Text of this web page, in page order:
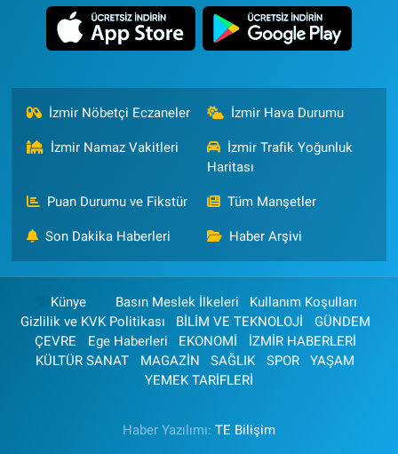
İzmir Nöbetçi Eczaneler İzmir Hava Durumu
İzmir Namaz Vakitleri
İzmir Trafik Yoğunluk
Haritası
Puan Durumu ve Fikstür Tüm Manşetler
Son Dakika Haberleri Haber Arşivi
Künye Basın Meslek İlkeleri
Kullanım Koşulları
Gizlilik ve KVK Politikası
BİLİM VE TEKNOLOJİ
GÜNDEM
ÇEVRE
Ege Haberleri EKONOMİ
İZMİR HABERLERİ
KÜLTÜR SANAT
MAGAZİN SAĞLIK SPOR
YAŞAM
YEMEK TARİFLERİ
Haber Yazılımı: TE Bilişim